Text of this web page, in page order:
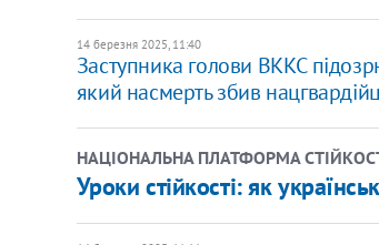
14 березня 2025, 11:40
Заступника голови ВККС
який насмерть збив
НАЦІОНАЛЬНА ПЛАТФОРМА
Уроки стійкості: як